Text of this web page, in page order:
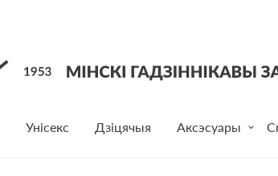
Унісекс Дзіцячыя Аксэсуары